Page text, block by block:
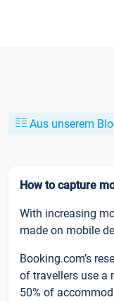
Aus unserem
How to capture
With increasing
made on mobile
Booking.com’s
of travellers use a
50% of